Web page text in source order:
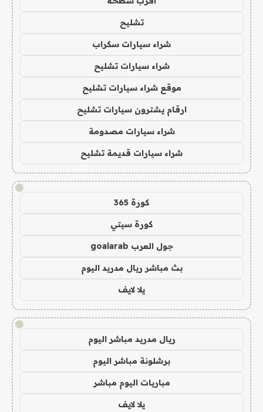
تشليح
شراء سيارات سكراب
شراء سيارات تشليح
موقع شراء سيارات تشليح
ارقام يشترون سيارات تشليح
شراء سيارات مصدومة
شراء سيارات قديمة تشليح
!
كورة 365
كورة سيتي
جول العرب goalarab
بث مباشر ريال مدريد اليوم
يلا لايف
!
ريال مدريد مباشر اليوم
برشلونة مباشر اليوم
مباريات اليوم مباشر
يلا لايف